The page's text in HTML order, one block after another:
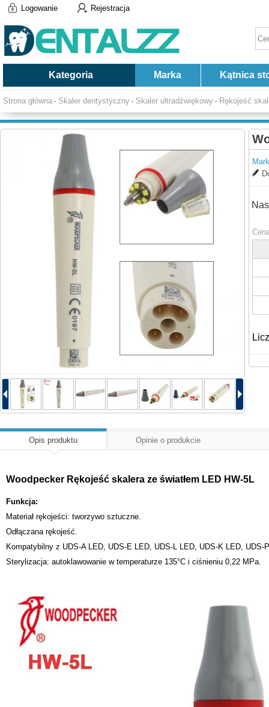
Logowanie Rejestracja
Kategoria Marka Kątnica
Strona główna - Skaler dentystyczny - Skaler ultradźwiękowy - Rękojeść
Opis produktu Opinie o produkcie
Woodpecker Rękojeść skalera ze światłem LED HW-5L
Funkcja:
Materiał rękojeści: tworzywo sztuczne.
Odłączana rękojeść.
Kompatybilny z UDS-A LED, UDS-E LED, UDS-L LED, UDS-K LED, UDS-
Sterylizacja: autoklawowanie w temperaturze 135°C i ciśnieniu 0,22 MPa.